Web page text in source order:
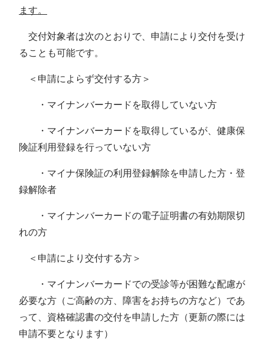
ます。
交付対象者は次のとおりで、申請により交付を受け
ることも可能です。
＜申請によらず交付する方＞
・マイナンバーカードを取得していない方
・マイナンバーカードを取得しているが、健康保
険証利用登録を行っていない方
・マイナ保険証の利用登録解除を申請した方・登
録解除者
・マイナンバーカードの電子証明書の有効期限切
れの方
＜申請により交付する方＞
・マイナンバーカードでの受診等が困難な配慮が
必要な方（ご高齢の方、障害をお持ちの方など）であ
って、資格確認書の交付を申請した方（更新の際には
申請不要となります）